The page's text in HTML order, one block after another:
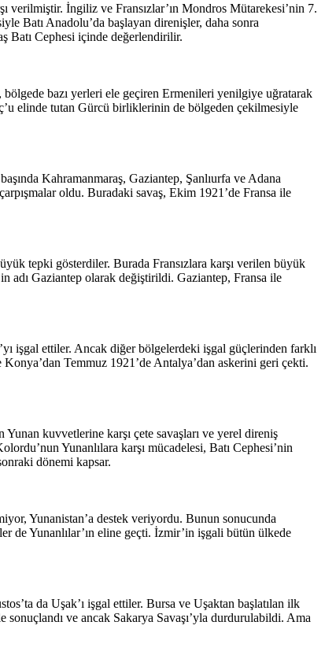
verilmiştir. İngiliz ve Fransızlar’ın Mondros Mütarekesi’nin 7.
Batı Anadolu’da başlayan direnişler, daha sonra
Batı Cephesi içinde değerlendirilir.
bazı yerleri ele geçiren Ermenileri yenilgiye uğratarak
elinde tutan Gürcü birliklerinin de bölgeden çekilmesiyle
Kahramanmaraş, Gaziantep, Şanlıurfa ve Adana
oldu. Buradaki savaş, Ekim 1921’de Fransa ile
tepki gösterdiler. Burada Fransızlara karşı verilen büyük
adı Gaziantep olarak değiştirildi. Gaziantep, Fransa ile
işgal ettiler. Ancak diğer bölgelerdeki işgal güçlerinden farklı
Temmuz 1921’de Antalya’dan askerini geri çekti.
kuvvetlerine karşı çete savaşları ve yerel direniş
Yunanlılara karşı mücadelesi, Batı Cephesi’nin
dönemi kapsar.
Yunanistan’a destek veriyordu. Bunun sonucunda
de Yunanlılar’ın eline geçti. İzmir’in işgali bütün ülkede
da Uşak’ı işgal ettiler. Bursa ve Uşaktan başlatılan ilk
sonuçlandı ve ancak Sakarya Savaşı’yla durdurulabildi. Ama